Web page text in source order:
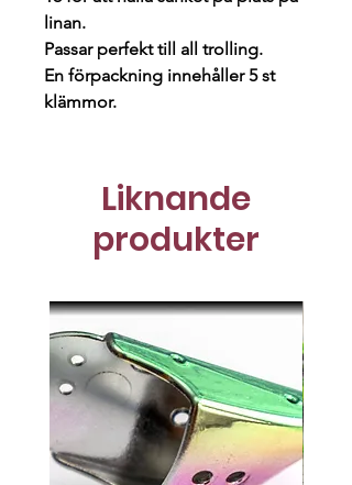
linan.
Passar perfekt till all trolling.
En förpackning innehåller 5 st
klämmor.
Liknande
produkter